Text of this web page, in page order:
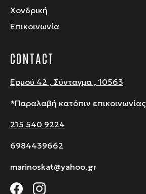
Χονδρική
Επικοινωνία
CONTACT
Ερμού 42 , Σύνταγμα , 10563
*Παραλαβή κατόπιν επικοινωνίας
215 540 9224
6984439662
marinoskat@yahoo.gr